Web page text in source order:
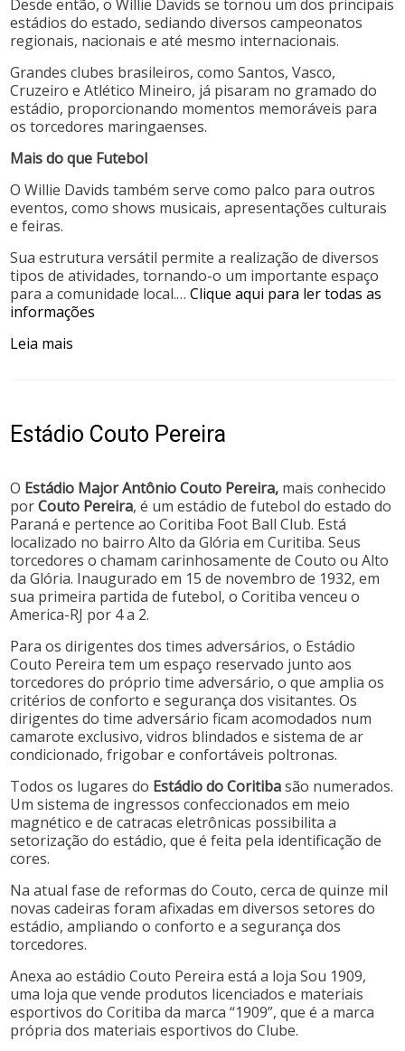
Desde então, o Willie Davids se tornou um dos principais
estádios do estado, sediando diversos campeonatos
regionais, nacionais e até mesmo internacionais.
Grandes clubes brasileiros, como Santos, Vasco,
Cruzeiro e Atlético Mineiro, já pisaram no gramado do
estádio, proporcionando momentos memoráveis para
os torcedores maringaenses.
Mais do que Futebol
O Willie Davids também serve como palco para outros
eventos, como shows musicais, apresentações culturais
e feiras.
Sua estrutura versátil permite a realização de diversos
tipos de atividades, tornando-o um importante espaço
para a comunidade local.…Clique aqui para ler todas as
informações
Leia mais
Estádio Couto Pereira
O Estádio Major Antônio Couto Pereira, mais conhecido
porCouto Pereira, é um estádio de futebol do estado do
Paraná e pertence ao Coritiba Foot Ball Club. Está
localizado no bairro Alto da Glória em Curitiba. Seus
torcedores o chamam carinhosamente de Couto ou Alto
da Glória. Inaugurado em 15 de novembro de 1932, em
sua primeira partida de futebol, o Coritiba venceu o
America-RJ por 4 a 2.
Para os dirigentes dos times adversários, o Estádio
Couto Pereira tem um espaço reservado junto aos
torcedores do próprio time adversário, o que amplia os
critérios de conforto e segurança dos visitantes. Os
dirigentes do time adversário ficam acomodados num
camarote exclusivo, vidros blindados e sistema de ar
condicionado, frigobar e confortáveis poltronas.
Todos os lugares do Estádio do Coritibasão numerados.
Um sistema de ingressos confeccionados em meio
magnético e de catracas eletrônicas possibilita a
setorização do estádio, que é feita pela identificação de
cores.
Na atual fase de reformas do Couto, cerca de quinze mil
novas cadeiras foram afixadas em diversos setores do
estádio, ampliando o conforto e a segurança dos
torcedores.
Anexa ao estádio Couto Pereira está a loja Sou 1909,
uma loja que vende produtos licenciados e materiais
esportivos do Coritiba da marca “1909”, que é a marca
própria dos materiais esportivos do Clube.